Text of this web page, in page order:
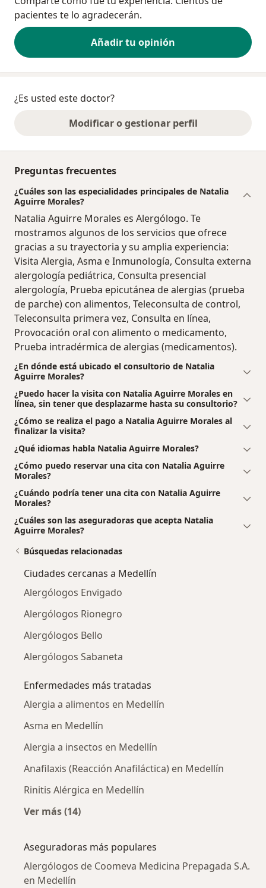
pacientes te lo agradecerán.
Añadir tu opinión
¿Es usted este doctor?
Modificar o gestionar perfil
Preguntas frecuentes
¿Cuáles son las especialidades principales de Natalia
Aguirre Morales?
Natalia Aguirre Morales es Alergólogo. Te
mostramos algunos de los servicios que ofrece
gracias a su trayectoria y su amplia experiencia:
Visita Alergia, Asma e Inmunología, Consulta externa
alergología pediátrica, Consulta presencial
alergología, Prueba epicutánea de alergias (prueba
de parche) con alimentos, Teleconsulta de control,
Teleconsulta primera vez, Consulta en línea,
Provocación oral con alimento o medicamento,
Prueba intradérmica de alergias (medicamentos).
¿En dónde está ubicado el consultorio de Natalia
Aguirre Morales?
¿Puedo hacer la visita con Natalia Aguirre Morales en
línea, sin tener que desplazarme hasta su consultorio?
¿Cómo se realiza el pago a Natalia Aguirre Morales al
finalizar la visita?
¿Qué idiomas habla Natalia Aguirre Morales?
¿Cómo puedo reservar una cita con Natalia Aguirre
Morales?
¿Cuándo podría tener una cita con Natalia Aguirre
Morales?
¿Cuáles son las aseguradoras que acepta Natalia
Aguirre Morales?
Búsquedas relacionadas
Ciudades cercanas a Medellín
Alergólogos Envigado
Alergólogos Rionegro
Alergólogos Bello
Alergólogos Sabaneta
Enfermedades más tratadas
Alergia a alimentos en Medellín
Asma en Medellín
Alergia a insectos en Medellín
Anafilaxis (Reacción Anafiláctica) en Medellín
Rinitis Alérgica en Medellín
Ver más (14)
Aseguradoras más populares
Alergólogos de Coomeva Medicina Prepagada S.A.
en Medellín